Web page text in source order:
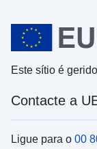
Este sítio é
Contacte a
Ligue para o 00